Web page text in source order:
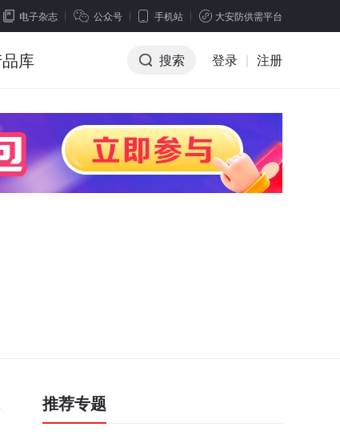
电子杂志 公众号 手机站 大安防供需平台
库 搜索 登录 | 注册
推荐专题